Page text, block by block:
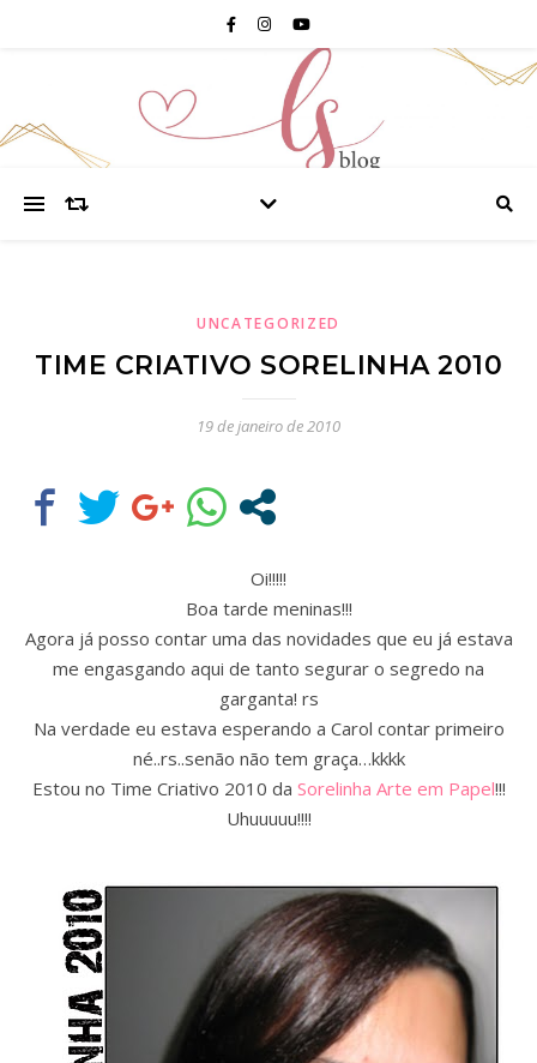
UNCATEGORIZED
TIME CRIATIVO SORELINHA 2010
19 de janeiro de 2010
Oi!!!!!
Boa tarde meninas!!!
Agora já posso contar uma das novidades que eu já estava
me engasgando aqui de tanto segurar o segredo na
garganta! rs
Na verdade eu estava esperando a Carol contar primeiro
né..rs..senão não tem graça…kkkk
Estou no Time Criativo 2010 da Sorelinha Arte em Papel!!!
Uhuuuuu!!!!
Assine nossa newsletter
Receba as novidades do site diretamente em